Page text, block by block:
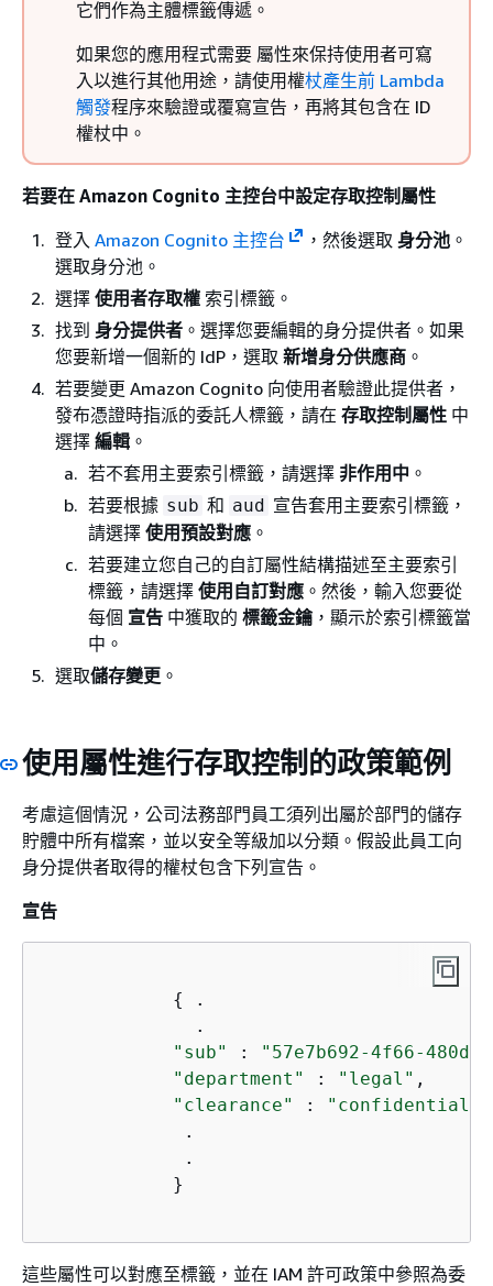
它們作為主體標籤傳遞。
如果您的應用程式需要 屬性來保持使用者可寫
入以進行其他用途，請使用權杖產生前 Lambda
觸發程序來驗證或覆寫宣告，再將其包含在 ID
權杖中。
若要在 Amazon Cognito 主控台中設定存取控制屬性
登入 Amazon Cognito 主控台 ，然後選取 身分池。
選取身分池。
選擇 使用者存取權 索引標籤。
找到 身分提供者 。選擇您要編輯的身分提供者。如果
您要新增一個新的 IdP，選取 新增身分供應商 。
若要變更 Amazon Cognito 向使用者驗證此提供者，
發布憑證時指派的委託人標籤，請在 存取控制屬性 中
選擇 編輯 。
若不套用主要索引標籤，請選擇 非作用中 。
若要根據 sub 和 aud 宣告套用主要索引標籤，
請選擇 使用預設對應 。
若要建立您自己的自訂屬性結構描述至主要索引
標籤，請選擇 使用自訂對應 。然後，輸入您要從
每個 宣告 中獲取的 標籤金鑰 ，顯示於索引標籤當
中。
選取儲存變更 。
使用屬性進行存取控制的政策範例
考慮這個情況，公司法務部門員工須列出屬於部門的儲存
貯體中所有檔案，並以安全等級加以分類。假設此員工向
身分提供者取得的權杖包含下列宣告。
宣告
{
.
              .
"sub"
:
"57e7b692-4f66-480d-
"department"
: "legal" ,
"clearance"
: "confidential"
             .
             .
            }
這些屬性可以對應至標籤，並在 IAM 許可政策中參照為委